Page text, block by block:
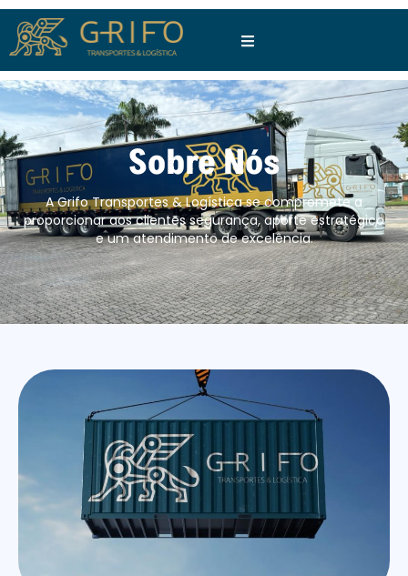
Sobre Nós
A Grifo Transportes & Logística se compromete a
proporcionar aos clientes segurança, aporte estratégico
e um atendimento de excelência.